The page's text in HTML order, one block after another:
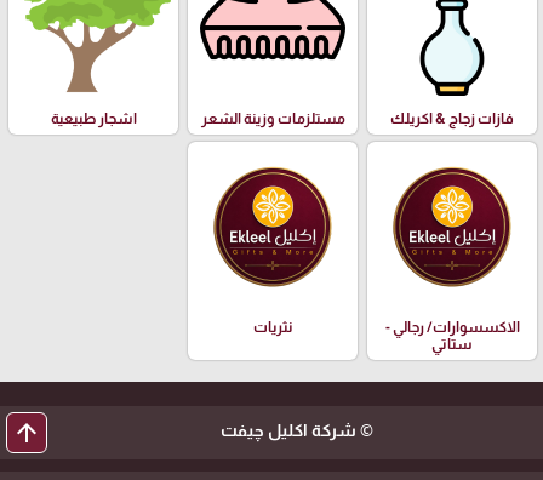
فازات زجاج & اكريلك مستلزمات وزينة الشعر اشجار طبيعية
الاكسسوارات/ رجالي -
ستاتي
نثريات
© شركة اكليل چيفت arrow_upward